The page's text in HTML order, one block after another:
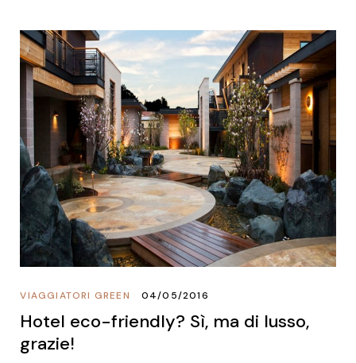
VIAGGIATORI GREEN 04/05/2016
Hotel eco-friendly? Sì, ma di lusso,
grazie!